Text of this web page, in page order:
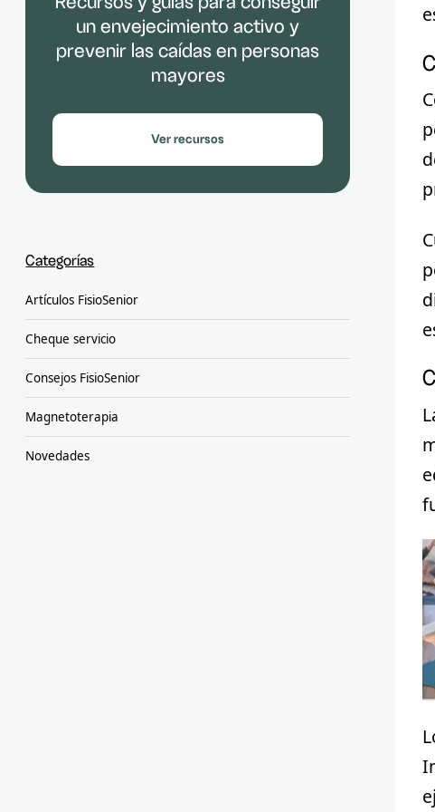
un envejecimiento activo y
prevenir las caídas en personas
mayores
Ver recursos
Categorías
Artículos FisioSenior
Cheque servicio
Consejos FisioSenior
Magnetoterapia
Novedades